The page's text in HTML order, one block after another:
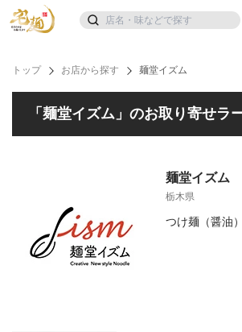
トップ お店から探す 麺堂イズム
「麺堂イズム」のお取り寄せラ
麺堂イズム
栃木県
つけ麺（醤油